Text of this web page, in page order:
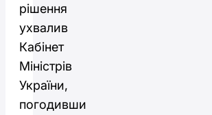
рішення
ухвалив
Кабінет
Міністрів
України,
погодивши